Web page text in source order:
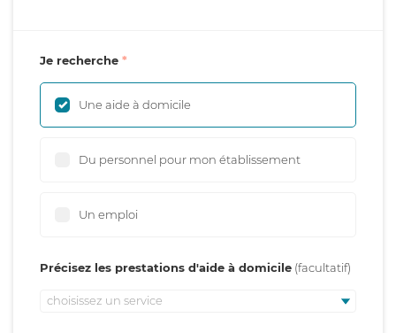
Je recherche
Une aide à domicile
Du personnel pour mon établissement
Un emploi
Précisez les prestations d'aide à domicile
choisissez un service